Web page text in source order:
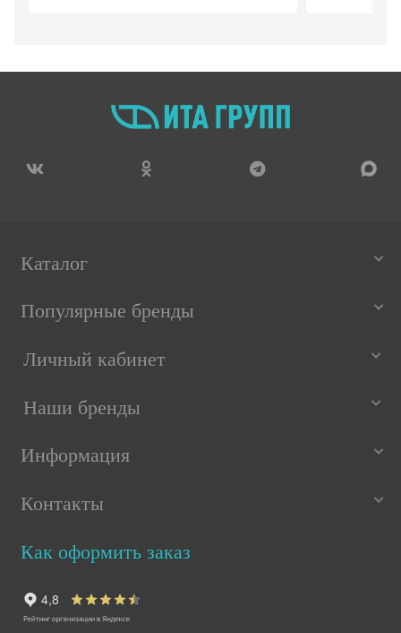
Каталог
Популярные бренды
Личный кабинет
Наши бренды
Информация
Контакты
Как оформить заказ